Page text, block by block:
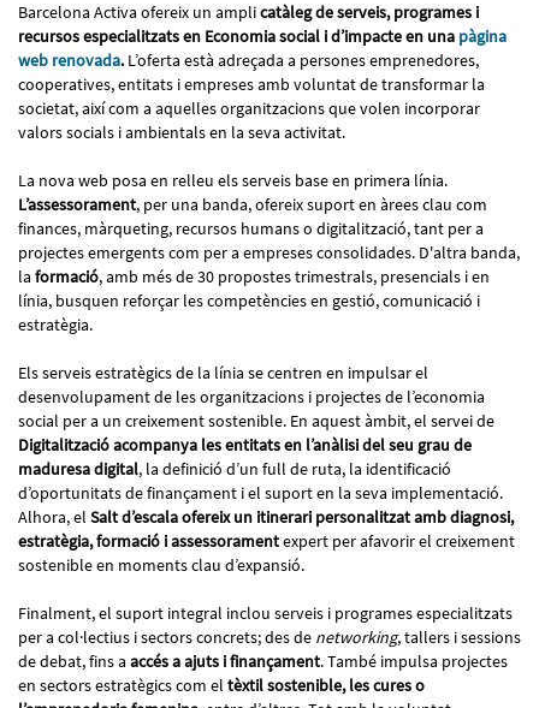
Barcelona Activa ofereix un amplicatàleg de serveis, programes i
recursos especialitzats en Economia social i d’impacte en una pàgina
web renovada. L’oferta està adreçada a persones emprenedores,
cooperatives, entitats i empreses amb voluntat de transformar la
societat, així com a aquelles organitzacions que volen incorporar
valors socials i ambientals en la seva activitat.
La nova web posa en relleu els serveis base en primera línia.
L’assessorament, per una banda, ofereix suport en àrees clau com
finances, màrqueting, recursos humans o digitalització, tant per a
projectes emergents com per a empreses consolidades. D'altra banda,
la formació, amb més de 30 propostes trimestrals, presencials i en
línia, busquen reforçar les competències en gestió, comunicació i
estratègia.
Els serveis estratègics de la línia se centren en impulsar el
desenvolupament de les organitzacions i projectes de l’economia
social per a un creixement sostenible. En aquest àmbit, el servei de
Digitalització acompanya les entitats en l’anàlisi del seu grau de
maduresa digital, la definició d’un full de ruta, la identificació
d’oportunitats de finançament i el suport en la seva implementació.
Alhora, el Salt d’escala ofereix un itinerari personalitzat amb diagnosi,
estratègia, formació i assessoramentexpert per afavorir el creixement
sostenible en moments clau d’expansió.
Finalment, el suport integral inclou serveis i programes especialitzats
per a col·lectius i sectors concrets; des de networking, tallers i sessions
de debat, fins a accés a ajuts i finançament. També impulsa projectes
en sectors estratègics com el tèxtil sostenible, les cures o